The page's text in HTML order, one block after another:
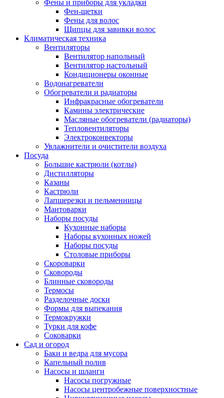
Фены и приборы для укладки
Фен-щетки
Фены для волос
Щипцы для завивки волос
Климатическая техника
Вентиляторы
Вентилятор напольный
Вентилятор настольный
Кондиционеры оконные
Водонагреватели
Обогреватели и радиаторы
Инфракрасные обогреватели
Камины электрические
Масляные обогреватели (радиаторы)
Тепловентиляторы
Электроконвекторы
Увлажнители и очистители воздуха
Посуда
Большие кастрюли (котлы)
Дистилляторы
Казаны
Кастрюли
Лапшерезки и пельменницы
Мантоварки
Наборы посуды
Кухонные наборы
Наборы кухонных ножей
Наборы посуды
Столовые приборы
Скороварки
Сковороды
Блинные сковороды
Термосы
Разделочные доски
Формы для выпекания
Термокружки
Турки для кофе
Соковарки
Сад и огород
Баки и ведра для мусора
Капельный полив
Насосы и шланги
Насосы погружные
Насосы центробежные поверхностные